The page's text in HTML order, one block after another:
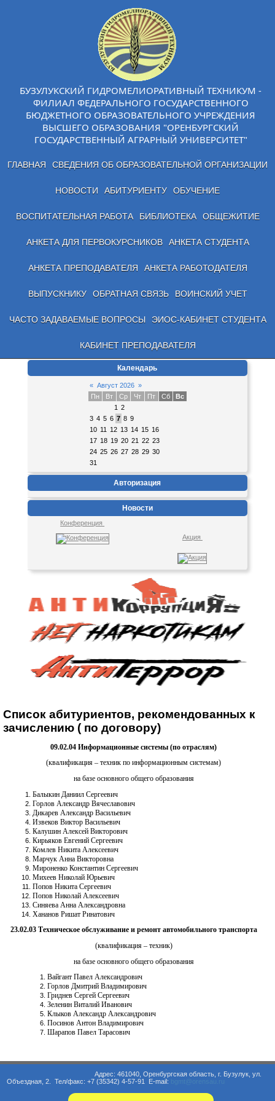
БУЗУЛУКСКИЙ ГИДРОМЕЛИОРАТИВНЫЙ ТЕХНИКУМ -
ФИЛИАЛ ФЕДЕРАЛЬНОГО ГОСУДАРСТВЕННОГО
БЮДЖЕТНОГО ОБРАЗОВАТЕЛЬНОГО УЧРЕЖДЕНИЯ
ВЫСШЕГО ОБРАЗОВАНИЯ "ОРЕНБУРГСКИЙ
ГОСУДАРСТВЕННЫЙ АГРАРНЫЙ УНИВЕРСИТЕТ"
ГЛАВНАЯ СВЕДЕНИЯ ОБ ОБРАЗОВАТЕЛЬНОЙ ОРГАНИЗАЦИИ
НОВОСТИ АБИТУРИЕНТУ ОБУЧЕНИЕ
ВОСПИТАТЕЛЬНАЯ РАБОТА БИБЛИОТЕКА ОБЩЕЖИТИЕ
АНКЕТА ДЛЯ ПЕРВОКУРСНИКОВ АНКЕТА СТУДЕНТА
АНКЕТА ПРЕПОДАВАТЕЛЯ АНКЕТА РАБОТОДАТЕЛЯ
ВЫПУСКНИКУ ОБРАТНАЯ СВЯЗЬ ВОИНСКИЙ УЧЕТ
ЧАСТО ЗАДАВАЕМЫЕ ВОПРОСЫ ЭИОС-КАБИНЕТ СТУДЕНТА
КАБИНЕТ ПРЕПОДАВАТЕЛЯ
Календарь
« Август 2026 »
Пн
Вт Ср Чт Пт Сб
Вс
1 2
3 4 5 6 7 8 9
10 11 12 13 14 15 16
17 18 19 20 21 22 23
24 25 26 27 28 29 30
31
Авторизация
Новости
Конференция
Акция
Список абитуриентов, рекомендованных к
зачислению ( по договору)
09.02.04 Информационные системы (по отраслям)
(квалификация – техник по информационным системам)
на базе основного общего образования
Балыкин Даниил Сергеевич
Горлов Александр Вячеславович
Дикарев Александр Васильевич
Извеков Виктор Васильевич
Калушин Алексей Викторович
Кирьяков Евгений Сергеевич
Комлев Никита Алексеевич
Марчук Анна Викторовна
Мироненко Константин Сергеевич
Михеев Николай Юрьевич
Попов Никита Сергеевич
Попов Николай Алексеевич
Синяева Анна Александровна
Хананов Ришат Ринатович
23.02.03 Техническое обслуживание и ремонт автомобильного транспорта
(квалификация – техник)
на базе основного общего образования
Вайгант Павел Александрович
Горлов Дмитрий Владимирович
Гриднев Сергей Сергеевич
Зеленин Виталий Иванович
Клыков Александр Александрович
Посинов Антон Владимирович
Шарапов Павел Тарасович
Адрес: 461040, Оренбургская область, г. Бузулук, ул.
Объездная, 2. Тел/факс: +7 (35342) 4-57-91 E-mail: